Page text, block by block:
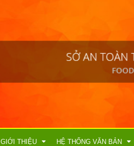
GIỚI THIỆU HỆ THỐNG VĂN BẢN